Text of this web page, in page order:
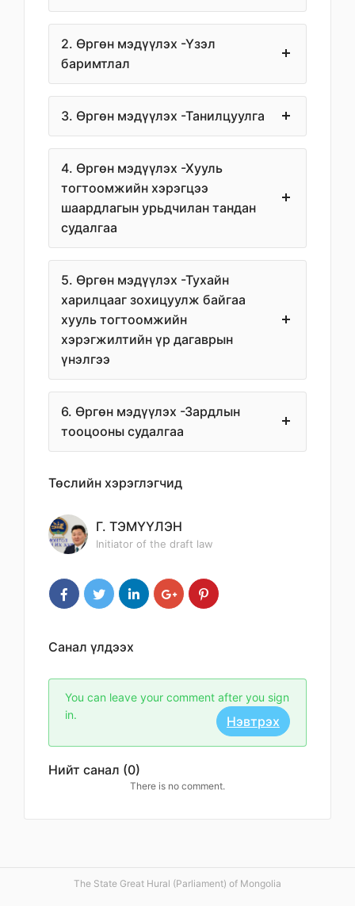
2. Өргөн мэдүүлэх -Үзэл
баримтлал
3. Өргөн мэдүүлэх -Танилцуулга
4. Өргөн мэдүүлэх -Хууль
тогтоомжийн хэрэгцээ
шаардлагын урьдчилан тандан
судалгаа
5. Өргөн мэдүүлэх -Тухайн
харилцааг зохицуулж байгаа
хууль тогтоомжийн
хэрэгжилтийн үр дагаврын
үнэлгээ
6. Өргөн мэдүүлэх -Зардлын
тооцооны судалгаа
Төслийн хэрэглэгчид
Г. ТЭМҮҮЛЭН
Initiator of the draft law
Санал үлдээх
You can leave your comment after you sign
in.
Нэвтрэх
Нийт санал (0)
There is no comment.
The State Great Hural (Parliament) of Mongolia